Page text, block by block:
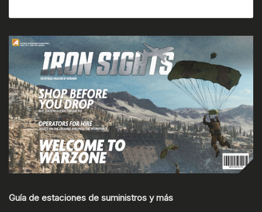
Guía de estaciones de suministros y más